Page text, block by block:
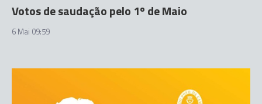
Votos de saudação pelo 1º de Maio
6 Mai 09:59